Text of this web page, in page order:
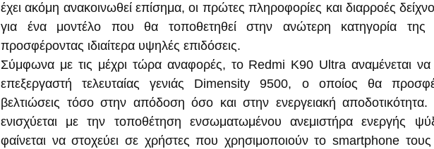
έχει ακόμη ανακοινωθεί επίσημα, οι πρώτες πληροφορίες και διαρροές
για ένα μοντέλο που θα τοποθετηθεί στην ανώτερη κατηγορία της
προσφέροντας ιδιαίτερα υψηλές επιδόσεις.
Σύμφωνα με τις μέχρι τώρα αναφορές, το Redmi K90 Ultra αναμένεται να
επεξεργαστή τελευταίας γενιάς Dimensity 9500, ο οποίος θα
βελτιώσεις τόσο στην απόδοση όσο και στην ενεργειακή
ενισχύεται με την τοποθέτηση ενσωματωμένου ανεμιστήρα ενεργής
φαίνεται να στοχεύει σε χρήστες που χρησιμοποιούν το smartphone τους